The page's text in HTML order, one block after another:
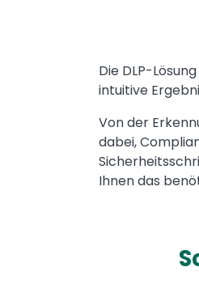
Text
Die DLP-
intuitive
Von der
dabei,
Ihnen das